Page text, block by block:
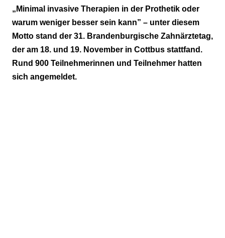
8
„Minimal invasive Therapien in der Prothetik oder
warum weniger besser sein kann” – unter diesem
Motto stand der 31. Brandenburgische Zahnärztetag,
der am 18. und 19. November in Cottbus stattfand.
Rund 900 Teilnehmerinnen und Teilnehmer hatten
sich angemeldet.